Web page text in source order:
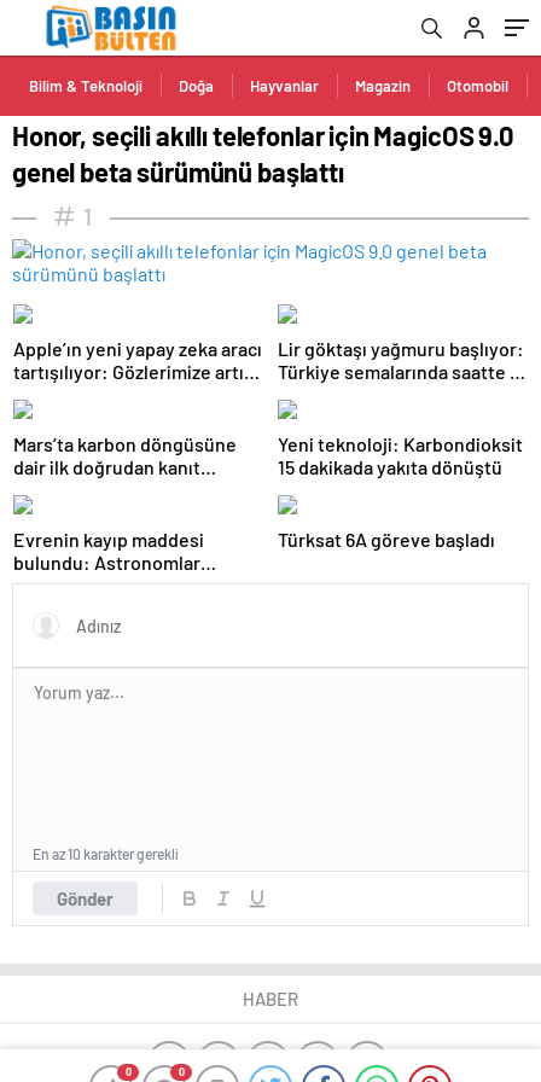
Bilim & Teknoloji Doğa Hayvanlar Magazin Otomobil
Honor, seçili akıllı telefonlar için MagicOS 9.0
genel beta sürümünü başlattı
1
0 0
Apple’ın yeni yapay zeka aracı
tartışılıyor: Gözlerimize artık
güvenebilir miyiz?
Lir göktaşı yağmuru başlıyor:
Türkiye semalarında saatte 15
yıldız kayması görülebilecek
Mars’ta karbon döngüsüne
dair ilk doğrudan kanıt
bulundu
Yeni teknoloji: Karbondioksit
15 dakikada yakıta dönüştü
Evrenin kayıp maddesi
bulundu: Astronomlar
hidrojenin izini sürdü
Türksat 6A göreve başladı
Gönder
En az 10 karakter gerekli
HABER